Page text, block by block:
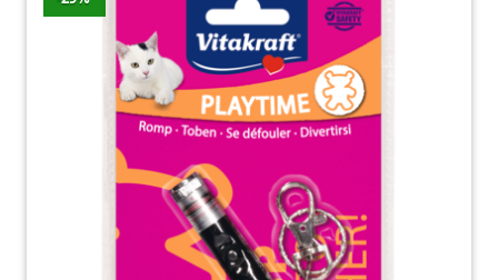
najwięcej i były one wysokiej jakości, aby
zapewnić Twojemu pupilowi mnóstwo
radości i zabawy. Świetnie się baw!